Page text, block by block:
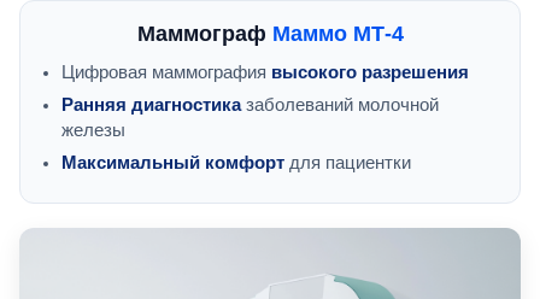
Маммограф Маммо МТ-4
Цифровая маммография высокого разрешения
Ранняя диагностиказаболеваний молочной
железы
Максимальный комфорт для пациентки